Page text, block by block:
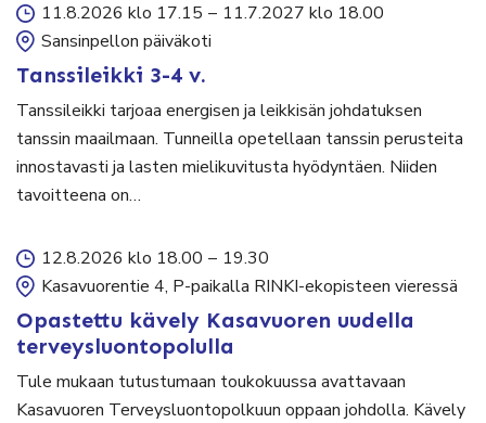
11.8.2026 klo 17.15 – 11.7.2027 klo 18.00
Sansinpellon päiväkoti
Tanssileikki 3-4 v.
Tanssileikki tarjoaa energisen ja leikkisän johdatuksen
tanssin maailmaan. Tunneilla opetellaan tanssin perusteita
innostavasti ja lasten mielikuvitusta hyödyntäen. Niiden
tavoitteena on…
12.8.2026 klo 18.00 – 19.30
Kasavuorentie 4, P-paikalla RINKI-ekopisteen vieressä
Opastettu kävely Kasavuoren uudella
terveysluontopolulla
Tule mukaan tutustumaan toukokuussa avattavaan
Kasavuoren Terveysluontopolkuun oppaan johdolla. Kävely